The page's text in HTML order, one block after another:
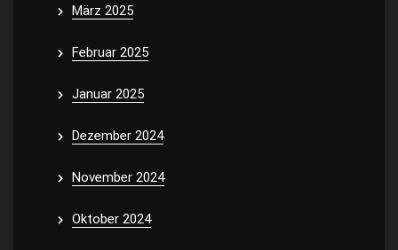
März 2025
Februar 2025
Januar 2025
Dezember 2024
November 2024
Oktober 2024